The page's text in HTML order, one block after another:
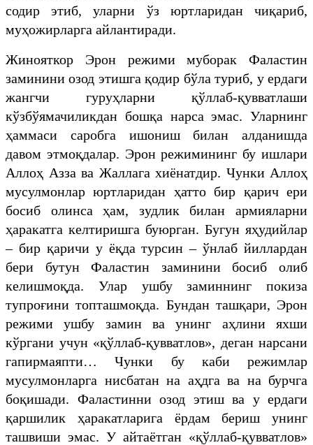
содир этиб, уларни ўз юртларидан чиқариб,
муҳожирларга айлантиради.
Жинояткор Эрон режими муборак Фаластин
заминини озод этишга қодир бўла туриб, у ердаги
жангчи гуруҳларни қўллаб-қувватлаши
кўзбўямачиликдан бошқа нарса эмас. Уларнинг
ҳаммаси саробга ишониш билан алданишда
давом этмоқдалар. Эрон режимининг бу ишлари
Аллоҳ Азза ва Жаллага хиёнатдир. Чунки Аллоҳ
мусулмонлар юртларидан ҳатто бир қарич ери
босиб олинса ҳам, зудлик билан армияларни
ҳаракатга келтиришга буюрган. Бугун яҳудийлар
– бир қаричи у ёқда турсин – ўнлаб йиллардан
бери бутун Фаластин заминини босиб олиб
келишмоқда. Улар ушбу заминнинг покиза
тупроғини топташмоқда. Бундан ташқари, Эрон
режими ушбу замин ва унинг аҳлини яхши
кўргани учун «қўллаб-қувватлов», деган нарсани
гапирмаяпти… Чунки бу каби режимлар
мусулмонларга нисбатан на аҳдга ва на бурчга
боқишади. Фаластинни озод этиш ва у ердаги
қаршилик ҳаракатларига ёрдам бериш унинг
ташвиши эмас. У айтаётган «қўллаб-қувватлов»